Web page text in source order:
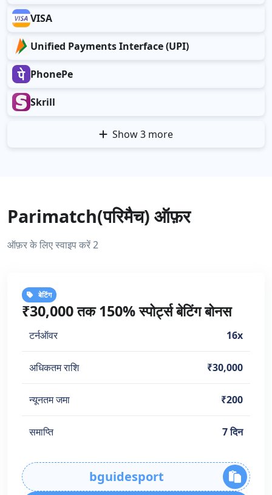
VISA
Unified Payments Interface (UPI)
PhonePe
Skrill
Show 3 more
Parimatch(परिमैच) ऑफ़र
ऑफ़र के लिए स्वाइप करें 2
बेटिंग
₹30,000 तक 150% स्पोर्ट्स बेटिंग बोनस
टर्नऑवर 16x
अधिकतम राशि ₹30,000
न्यूनतम जमा ₹200
समाप्ति 7 दिन
bguidesport